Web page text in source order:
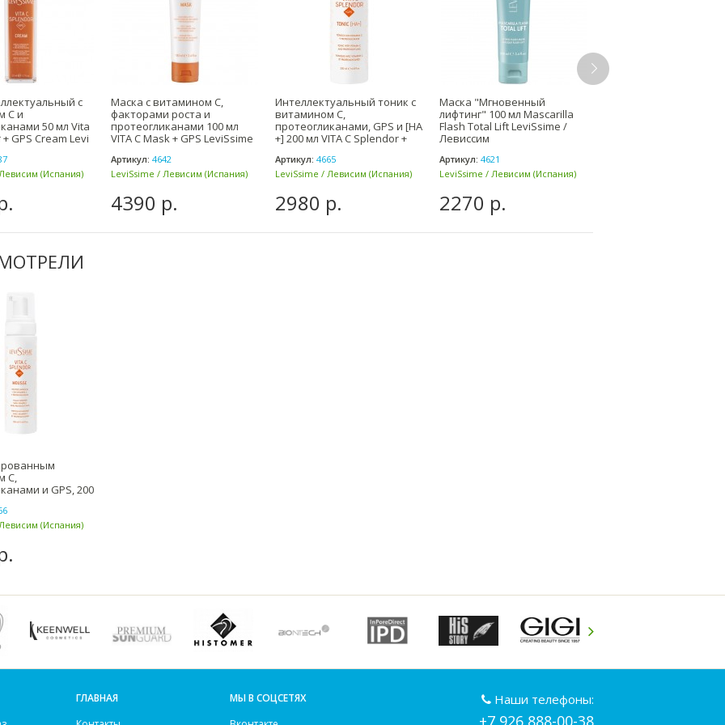
с
С и
50 мл Vita
GPS Cream Levi
(Испания)
Маска с витамином С,
факторами роста и
протеогликанами 100 мл
VITA C Mask + GPS LeviSsime
Артикул: 4642
LeviSsime / Левисим (Испания)
4390 р.
Интеллектуальный тоник с
витамином С,
протеогликанами, GPS и [HA
+] 200 мл VITA C Splendor +
Артикул: 4665
LeviSsime / Левисим (Испания)
2980 р.
Маска "Мгновенный
лифтинг" 100 мл Mascarilla
Flash Total Lift LeviSsime /
Левиссим
Артикул: 4621
LeviSsime / Левисим (Испания)
2270 р.
С,
и GPS, 200
(Испания)
ГЛАВНАЯ
МЫ В СОЦСЕТЯХ
Наши телефоны:
+7 926 888-00-38